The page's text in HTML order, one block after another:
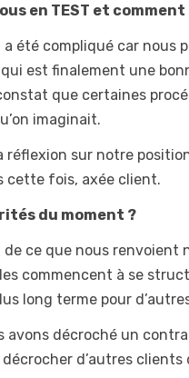
en TEST et
a été compliqué car
est finalement une
que certaines
imaginait.
réflexion sur notre
cette fois, axée client.
du moment ?
ce que nous renvoient
commencent à se
long terme pour
avons décroché un
d’autres